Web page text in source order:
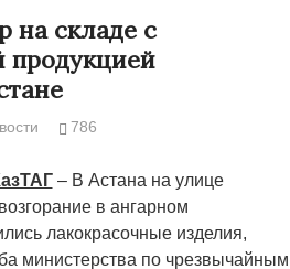
на складе с
продукцией
786
– В Астана на улице
в ангарном
лакокрасочные изделия,
министерства по чрезвычайным